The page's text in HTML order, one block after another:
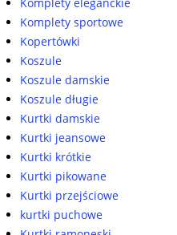
Komplety sportowe
Kopertówki
Koszule
Koszule damskie
Koszule długie
Kurtki damskie
Kurtki jeansowe
Kurtki krótkie
Kurtki pikowane
Kurtki przejściowe
kurtki puchowe